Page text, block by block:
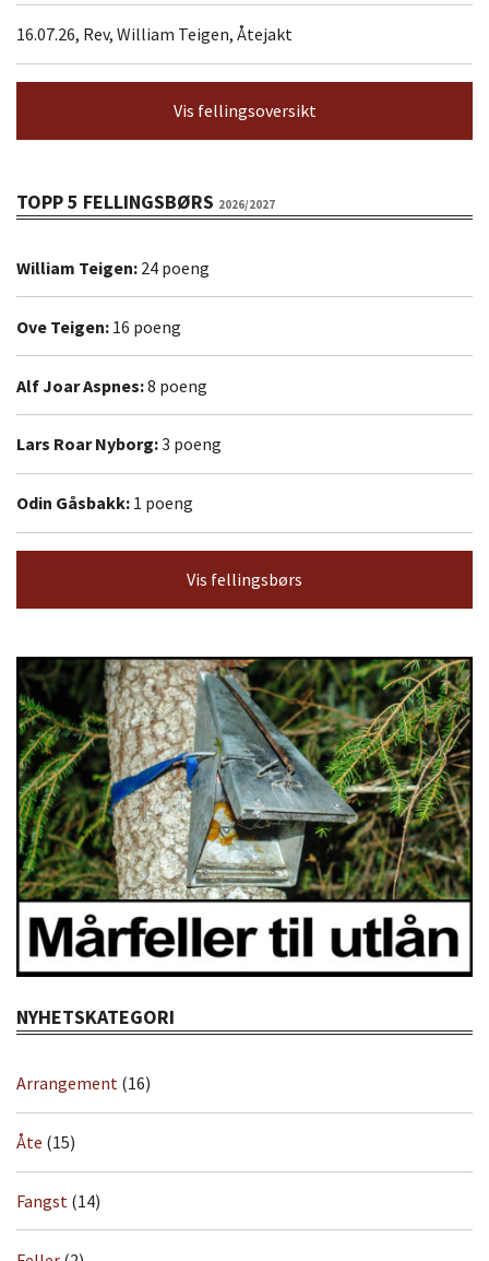
16.07.26, Rev, William Teigen, Åtejakt
Vis fellingsoversikt
TOPP 5 FELLINGSBØRS 2026/2027
William Teigen: 24 poeng
Ove Teigen: 16 poeng
Alf Joar Aspnes:8 poeng
Lars Roar Nyborg:3 poeng
Odin Gåsbakk: 1 poeng
Vis fellingsbørs
NYHETSKATEGORI
Arrangement (16)
Åte (15)
Fangst (14)